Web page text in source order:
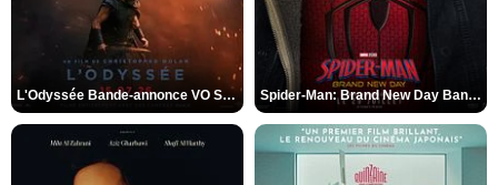
L'Odyssée Bande-annonce VO STFR Spider-Man: Brand New Day Bande-annonce VO STFR